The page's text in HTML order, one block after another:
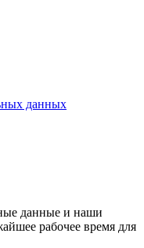
данных
данные и наши
рабочее время для